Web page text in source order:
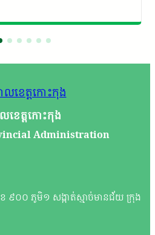
លខេត្តកោះកុង
Administration
៩០០ ភូមិ១ សង្កាត់ស្មាច់មានជ័យ ក្រុង